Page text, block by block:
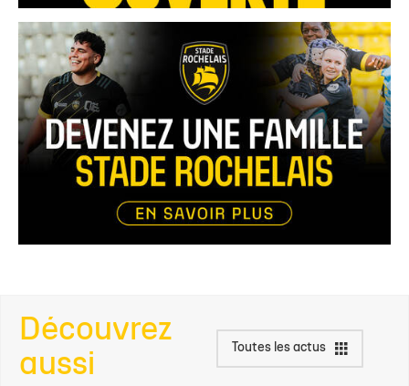
Découvrez
aussi
Toutes les actus